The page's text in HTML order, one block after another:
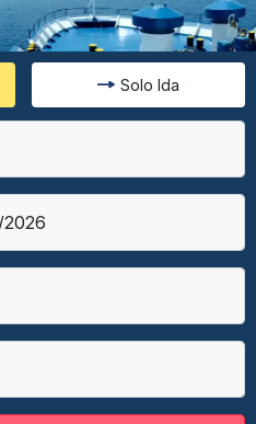
Solo Ida